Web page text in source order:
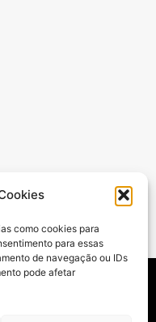
como cookies para
para essas
de navegação ou IDs
pode afetar